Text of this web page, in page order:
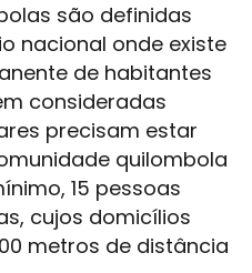
são definidas
nacional onde existe
de habitantes
consideradas
precisam estar
quilombola
15 pessoas
cujos domicílios
metros de distância